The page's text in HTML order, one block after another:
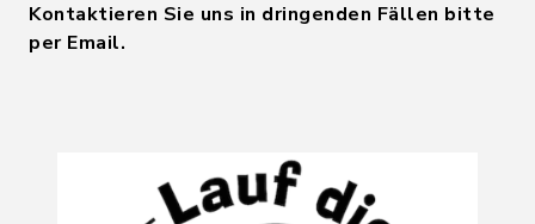
Kontaktieren Sie uns in dringenden Fällen bitte
per Email.